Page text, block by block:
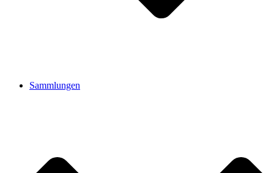
Sammlungen